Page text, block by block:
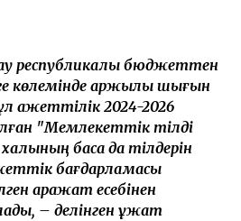
республикалық бюджеттен
көлемінде қаржылық шығын
қажеттілік 2024-2026
"Мемлекеттік тілді
басқа да тілдерін
бағдарламасы
қаражат есебінен
– делінген құжат